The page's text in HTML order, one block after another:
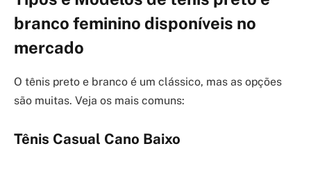
branco feminino disponíveis no
mercado
O tênis preto e branco é um clássico, mas as opções
são muitas. Veja os mais comuns:
Tênis Casual Cano Baixo